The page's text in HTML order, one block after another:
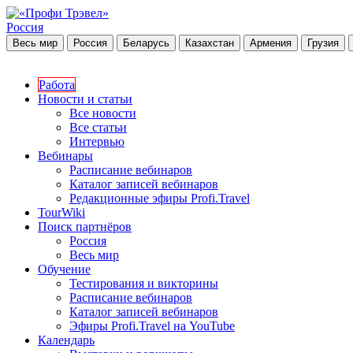
Россия
Весь мир Россия Беларусь Казахстан Армения Грузия
Работа
Новости и статьи
Все новости
Все статьи
Интервью
Вебинары
Расписание вебинаров
Каталог записей вебинаров
Редакционные эфиры Profi.Travel
TourWiki
Поиск партнёров
Россия
Весь мир
Обучение
Тестирования и викторины
Расписание вебинаров
Каталог записей вебинаров
Эфиры Profi.Travel на YouTube
Календарь